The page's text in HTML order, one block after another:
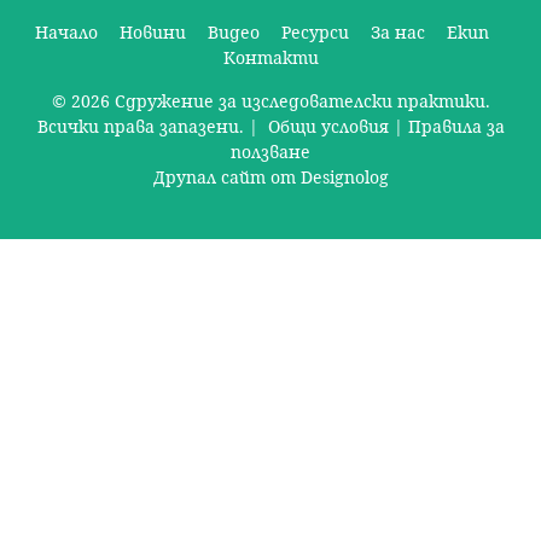
с
в
Начало Новини Видео Ресурси За нас
Екип
Контакти
© 2026 Сдружение за изследователски практики.
Всички права запазени. | Общи условия| Правила за
ползване
Друпал сайт от Designolog